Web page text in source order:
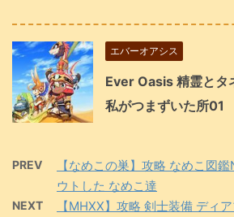
エバーオアシス
Ever Oasis 精霊とタ
私がつまずいた所01
PREV
【なめこの巣】攻略 なめこ図
ウトした なめこ達
NEXT
【MHXX】攻略 剣士装備 ディ